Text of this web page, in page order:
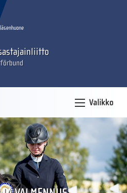
Jäsenhuone
Valikko